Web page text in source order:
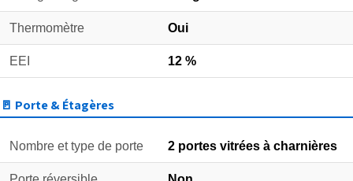
Thermomètre Oui
EEI 12 %
🚪 Porte & Étagères
Nombre et type de porte 2 portes vitrées à charnières